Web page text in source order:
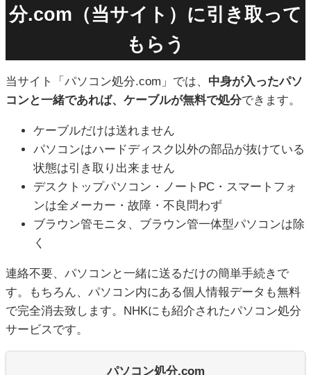
分.com（当サイト）に引き取って
もらう
当サイト「パソコン処分.com」では、 中身が入ったパソ
コンと一緒であれば、ケーブルが無料で処分できます。
ケーブルだけは送れません
パソコンはハードディスク以外の部品が抜けている
状態は引き取り出来ません
デスクトップパソコン・ノートPC・スマートフォ
ンは全メーカー・故障・不良問わず
ブラウン管モニタ、ブラウン管一体型パソコンは除
く
連絡不要、パソコンと一緒に送るだけの簡単手続きで
す。もちろん、パソコン内にある個人情報データも無料
で完全消去致します。NHKにも紹介されたパソコン処分
サービスです。
パソコン処分.com